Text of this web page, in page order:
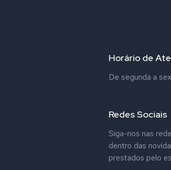
Horário de
De segunda a
Redes Sociais
Siga-nos nas
dentro das
prestados pelo